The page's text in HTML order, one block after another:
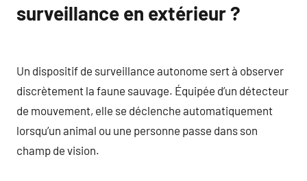
surveillance en extérieur ?
Un dispositif de surveillance autonome sert à observer
discrètement la faune sauvage. Équipée d’un détecteur
de mouvement, elle se déclenche automatiquement
lorsqu’un animal ou une personne passe dans son
champ de vision.